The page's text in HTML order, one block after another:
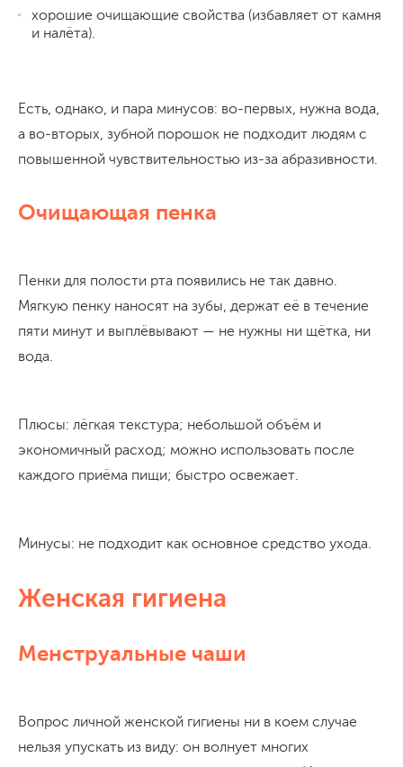
хорошие очищающие свойства (избавляет от камня
и налёта).
Есть, однако, и пара минусов: во-первых, нужна вода,
а во-вторых, зубной порошок не подходит людям с
повышенной чувствительностью из-за абразивности.
Очищающая пенка
Пенки для полости рта появились не так давно.
Мягкую пенку наносят на зубы, держат её в течение
пяти минут и выплёвывают — не нужны ни щётка, ни
вода.
Плюсы: лёгкая текстура; небольшой объём и
экономичный расход; можно использовать после
каждого приёма пищи; быстро освежает.
Минусы: не подходит как основное средство ухода.
Женская гигиена
Менструальные чаши
Вопрос личной женской гигиены ни в коем случае
нельзя упускать из виду: он волнует многих